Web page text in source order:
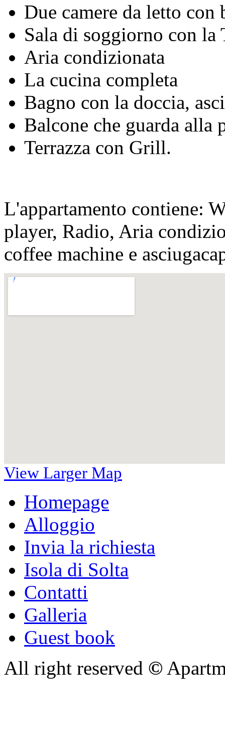
Due camere da letto con
Sala di soggiorno con la
Aria condizionata
La cucina completa
Bagno con la doccia,
Balcone che guarda alla
Terrazza con Grill.
L'appartamento contiene:
player, Radio, Aria
coffee machine e
View Larger Map
Homepage
Alloggio
Invia la richiesta
Isola di Solta
Contatti
Galleria
Guest book
All right reserved ©